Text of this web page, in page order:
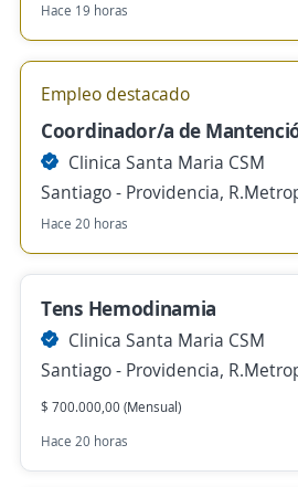
Hace 19 horas
Empleo destacado
Coordinador/a de
Clinica Santa Maria CSM
Santiago - Providencia,
Hace 20 horas
Tens Hemodinamia
Clinica Santa Maria CSM
Santiago - Providencia,
$ 700.000,00 (Mensual)
Hace 20 horas